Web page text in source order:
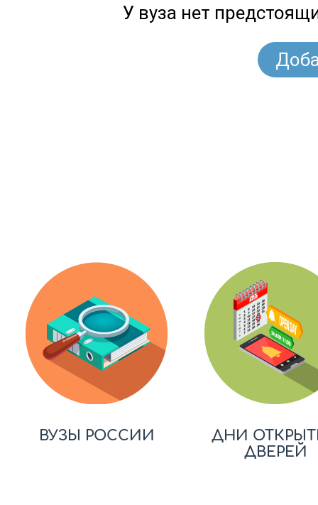
У вуза нет
ВУЗЫ РОССИИ
ДНИ
ДВЕРЕЙ